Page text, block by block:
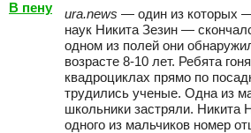
В пену
ura.news — один из которых
наук Никита Зезин —
одном из полей они
возрасте 8-10 лет. Ребята
квадроциклах прямо по
трудились ученые. Одна из
школьники застряли. Никита
одного из мальчиков номер